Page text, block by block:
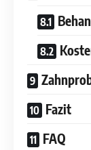
Fazit
FAQ